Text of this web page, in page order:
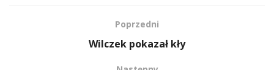
Poprzedni
Wilczek pokazał kły